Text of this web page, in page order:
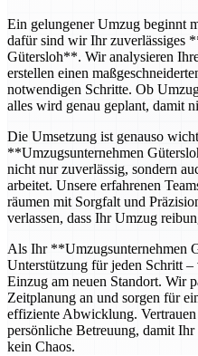
Ein gelungener Umzug beginnt
dafür sind wir Ihr zuverlässiges
Gütersloh**. Wir analysieren
erstellen einen
notwendigen Schritte. Ob
alles wird genau geplant, damit
Die Umsetzung ist genauso
**Umzugsunternehmen
nicht nur zuverlässig, sondern
arbeitet. Unsere erfahrenen
räumen mit Sorgfalt und
verlassen, dass Ihr Umzug
Als Ihr **Umzugsunternehmen
Unterstützung für jeden Schritt
Einzug am neuen Standort. Wir
Zeitplanung an und sorgen für
effiziente Abwicklung.
persönliche Betreuung, damit
kein Chaos.